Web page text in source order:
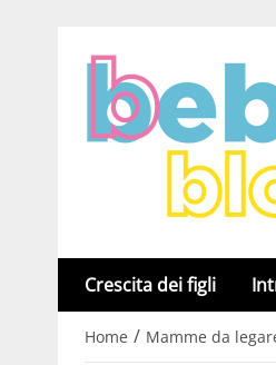
Crescita dei figli
Home / Mamme da